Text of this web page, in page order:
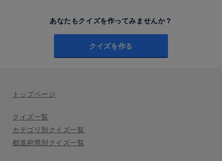
あなたもクイズを作ってみませんか？
クイズを作る
トップページ
クイズ一覧
カテゴリ別クイズ一覧
都道府県別クイズ一覧